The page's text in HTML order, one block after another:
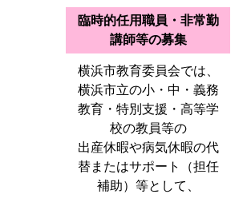
臨時的任用職員・非常勤
講師等の募集
横浜市教育委員会では、
横浜市立の小・中・義務
教育・特別支援・高等学
校の教員等の
出産休暇や病気休暇の代
替またはサポート（担任
補助）等として、